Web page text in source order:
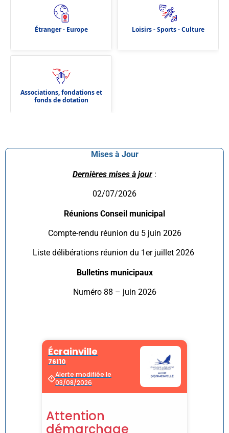
Mises à Jour
Dernières mises à jour :
02/07/2026
Réunions Conseil municipal
Compte-rendu réunion du 5 juin 2026
Liste délibérations réunion du 1er juillet 2026
Bulletins municipaux
Numéro 88 – juin 2026
Étranger - Europe Loisirs - Sports - Culture
Associations, fondations et
fonds de dotation